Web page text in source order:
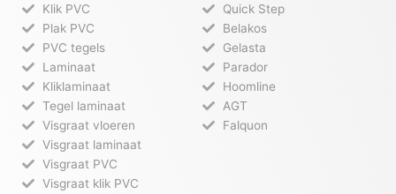
Klik PVC
Plak PVC
PVC tegels
Laminaat
Kliklaminaat
Tegel laminaat
Visgraat vloeren
Visgraat laminaat
Visgraat PVC
Visgraat klik PVC
Quick Step
Belakos
Gelasta
Parador
Hoomline
AGT
Falquon